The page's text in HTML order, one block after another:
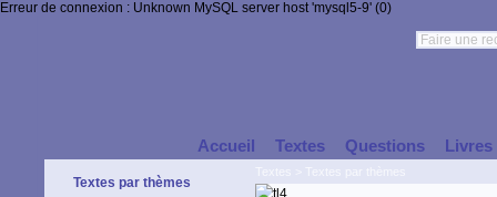
Erreur de connexion : Unknown MySQL server host 'mysql5-9' (0)
Accueil Textes Questions Livres
Textes par thèmes